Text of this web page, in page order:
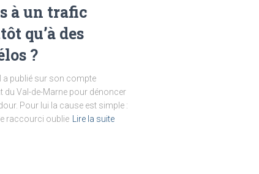
à un trafic
qu’à des
?
a publié sur son compte
du Val-de-Marne pour dénoncer
Pour lui la cause est simple :
raccourci oublie
Lire la suite